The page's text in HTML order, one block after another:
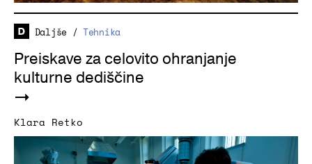
Daljše /Tehnika
Preiskave za celovito ohranjanje
kulturne dediščine
Klara Retko